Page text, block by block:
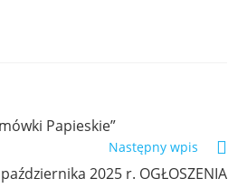
Papieskie”
Następny wpis
2025 r. OGŁOSZENIA